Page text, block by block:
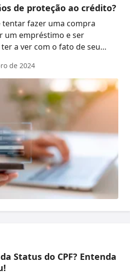
de proteção ao crédito?
tentar fazer uma compra
um empréstimo e ser
a ver com o fato de seu
de 2024
Status do CPF? Entenda